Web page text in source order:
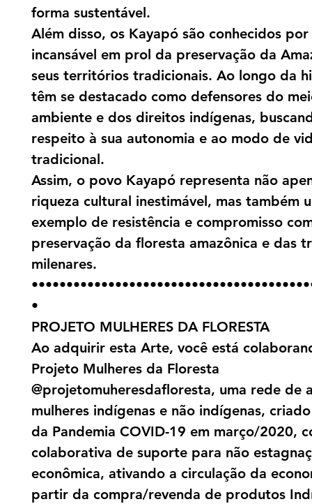
forma sustentável.
Além disso, os Kayapó são conhecidos
incansável em prol da preservação da
seus territórios tradicionais. Ao longo da
têm se destacado como defensores do
ambiente e dos direitos indígenas,
respeito à sua autonomia e ao modo de
tradicional.
Assim, o povo Kayapó representa não
riqueza cultural inestimável, mas também
exemplo de resistência e compromisso
preservação da floresta amazônica e das
milenares.
•
PROJETO MULHERES DA FLORESTA
Ao adquirir esta Arte, você está
Projeto Mulheres da Floresta
@projetomuheresdafloresta, uma rede de
mulheres indígenas e não indígenas,
da Pandemia COVID-19 em março/2020,
colaborativa de suporte para não
econômica, ativando a circulação da
partir da compra/revenda de produtos